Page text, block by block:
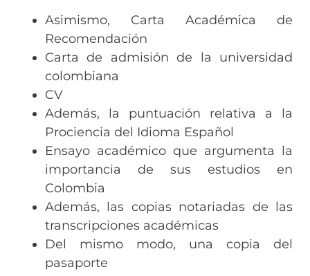
Asimismo, Carta Académica de
Recomendación
Carta de admisión de la universidad
colombiana
CV
Además, la puntuación relativa a la
Prociencia del Idioma Español
Ensayo académico que argumenta la
importancia de sus estudios en
Colombia
Además, las copias notariadas de las
transcripciones académicas
Del mismo modo, una copia del
pasaporte